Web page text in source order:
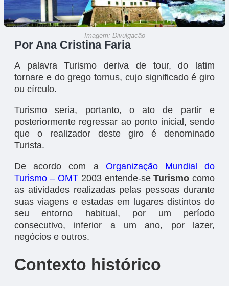
Imagem: Divulgação
Por Ana Cristina Faria
A palavra Turismo deriva de tour, do latim
tornare e do grego tornus, cujo significado é giro
ou círculo.
Turismo seria, portanto, o ato de partir e
posteriormente regressar ao ponto inicial, sendo
que o realizador deste giro é denominado
Turista.
De acordo com a Organização Mundial do
Turismo – OMT 2003 entende-seTurismo como
as atividades realizadas pelas pessoas durante
suas viagens e estadas em lugares distintos do
seu entorno habitual, por um período
consecutivo, inferior a um ano, por lazer,
negócios e outros.
Contexto histórico